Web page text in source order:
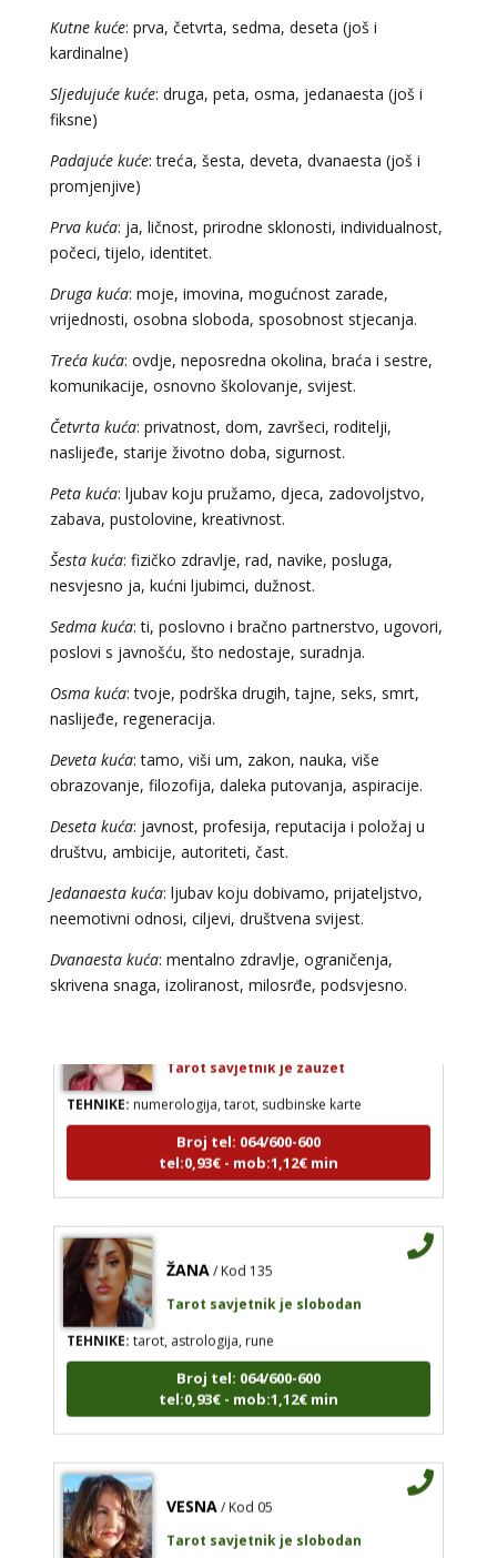
Kutne kuće: prva, četvrta, sedma, deseta (još i
kardinalne)
Sljedujuće kuće: druga, peta, osma, jedanaesta (još i
fiksne)
Padajuće kuće: treća, šesta, deveta, dvanaesta (još i
promjenjive)
Prva kuća: ja, ličnost, prirodne sklonosti, individualnost,
počeci, tijelo, identitet.
Druga kuća: moje, imovina, mogućnost zarade,
vrijednosti, osobna sloboda, sposobnost stjecanja.
Treća kuća: ovdje, neposredna okolina, braća i sestre,
komunikacije, osnovno školovanje, svijest.
Četvrta kuća: privatnost, dom, završeci, roditelji,
naslijeđe, starije životno doba, sigurnost.
Peta kuća: ljubav koju pružamo, djeca, zadovoljstvo,
zabava, pustolovine, kreativnost.
Šesta kuća: fizičko zdravlje, rad, navike, posluga,
nesvjesno ja, kućni ljubimci, dužnost.
Sedma kuća: ti, poslovno i bračno partnerstvo, ugovori,
poslovi s javnošću, što nedostaje, suradnja.
Osma kuća: tvoje, podrška drugih, tajne, seks, smrt,
naslijeđe, regeneracija.
Deveta kuća: tamo, viši um, zakon, nauka, više
obrazovanje, filozofija, daleka putovanja, aspiracije.
Deseta kuća: javnost, profesija, reputacija i položaj u
društvu, ambicije, autoriteti, čast.
Jedanaesta kuća: ljubav koju dobivamo, prijateljstvo,
neemotivni odnosi, ciljevi, društvena svijest.
Dvanaesta kuća: mentalno zdravlje, ograničenja,
skrivena snaga, izoliranost, milosrđe, podsvjesno.
Tarot savjetnik je zauzet
TEHNIKE:
tarot, tarot marseille, ljubavni tarot, visak
Broj tel: 064/600-600
VESNA BURCSA / Kod 55
Tarot savjetnik je slobodan
TEHNIKE:tarot, psihološki razgovori
Broj tel: 064/600-600
tel:0,93€ - mob:1,12€ min
TEHNIKE:numerologija, tarot, sudbinske karte
Broj tel: 064/600-600
tel:0,93€ - mob:1,12€ min
TEHNIKE:tarot, astrologija, rune
Broj tel: 064/600-600
tel:0,93€ - mob:1,12€ min